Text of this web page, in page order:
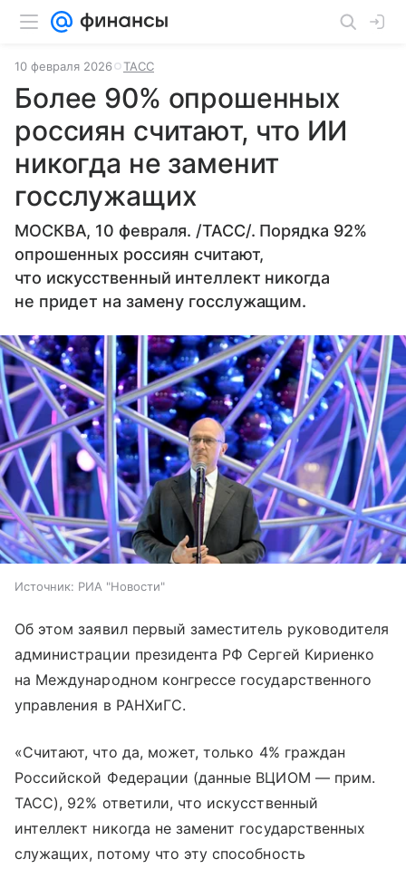
10 февраля 2026 ТАСС
Более 90% опрошенных
россиян считают, что ИИ
никогда не заменит
госслужащих
МОСКВА, 10 февраля. /ТАСС/. Порядка 92%
опрошенных россиян считают,
что искусственный интеллект никогда
не придет на замену госслужащим.
Источник: РИА "Новости"
Об этом заявил первый заместитель руководителя
администрации президента РФ Сергей Кириенко
на Международном конгрессе государственного
управления в РАНХиГС.
«Считают, что да, может, только 4% граждан
Российской Федерации (данные ВЦИОМ — прим.
ТАСС), 92% ответили, что искусственный
интеллект никогда не заменит государственных
служащих, потому что эту способность